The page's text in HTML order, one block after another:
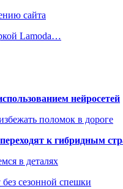
сайта
Lamoda…
нейросетей
поломок в дороге
к гибридным
в деталях
сезонной спешки